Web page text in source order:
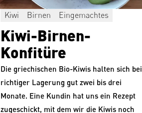
Kiwi Birnen Eingemachtes
Kiwi-Birnen-
Konfitüre
Die griechischen Bio-Kiwis halten sich bei
richtiger Lagerung gut zwei bis drei
Monate. Eine Kundin hat uns ein Rezept
zugeschickt, mit dem wir die Kiwis noch